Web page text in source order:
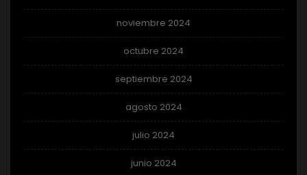
noviembre 2024
octubre 2024
septiembre 2024
agosto 2024
julio 2024
junio 2024